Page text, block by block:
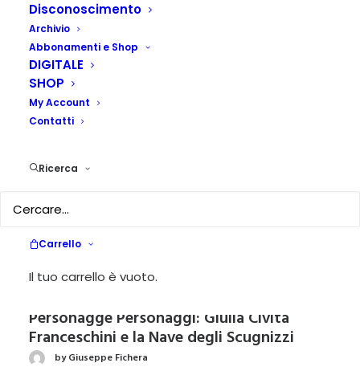
Disconoscimento
Archivio
Abbonamenti e Shop
DIGITALE
SHOP
My Account
Contatti
Ricerca
Carrello
Il tuo carrello è vuoto.
Articoli dell'autore
Corpo educante
Un villaggio per educare
by redattore
Personagge Personaggi: Giulia Civita
Franceschini e la Nave degli Scugnizzi
by Giuseppe Fichera